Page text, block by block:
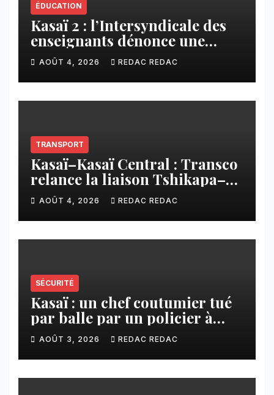
ÉDUCATION
Kasaï 2 : l’Intersyndicale des
enseignants dénonce une
contribution financière
imposée aux écoles de la
CNCA
AOÛT 4, 2026 REDAC REDAC
TRANSPORT
Kasaï–Kasaï Central : Transco
relance la liaison Tshikapa–
Tshiamu pour faciliter les
échanges
AOÛT 4, 2026 REDAC REDAC
SÉCURITÉ
Kasaï : un chef coutumier tué
par balle par un policier à
Kamuesha, la tension monte
AOÛT 3, 2026 REDAC REDAC